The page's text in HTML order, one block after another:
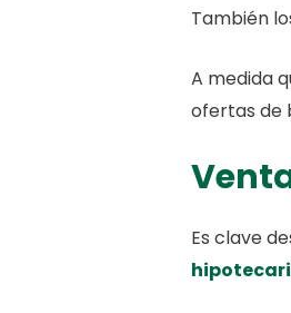
También
A medida
ofertas de
Es clave